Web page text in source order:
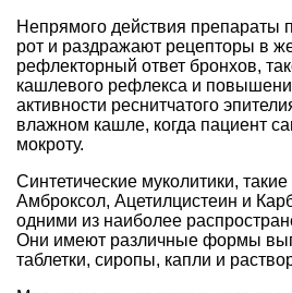
Непрямого действия препараты
рот и раздражают рецепторы в
рефлекторный ответ бронхов,
кашлевого рефлекса и
активности реснитчатого
влажном кашле, когда пациент
мокроту.
Синтетические муколитики,
Амброксол, Ацетилцистеин и
одними из наиболее
Они имеют различные формы
таблетки, сиропы, капли и